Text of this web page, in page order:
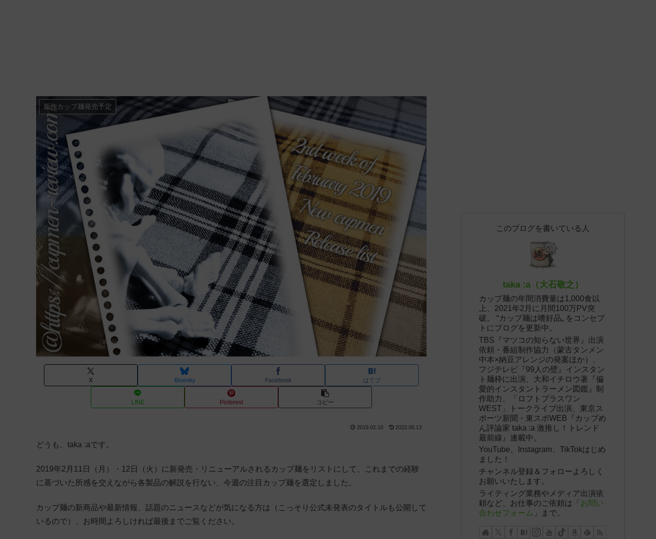
新作カップ麺発売予定
X Bluesky Facebook はてブ
LINE Pinterest コピー
2019.02.10 2022.06.13
どうも、taka :aです。
2019年2月11日（月）・12日（火）に新発売・リニューアルされるカップ麺をリストにして、これまでの経験
に基づいた所感を交えながら各製品の解説を行ない、今週の注目カップ麺を選定しました。
カップ麺の新商品や最新情報、話題のニュースなどが気になる方は（こっそり公式未発表のタイトルも公開して
いるので）、お時間よろしければ最後までご覧ください。
このブログを書いている人
taka :a（大石敬之）
カップ麺の年間消費量は1,000食以
上、2021年2月に月間100万PV突
破。 “カップ麺は嗜好品„ をコンセプ
トにブログを更新中。
TBS『マツコの知らない世界』出演
依頼・番組制作協力（蒙古タンメン
中本×納豆アレンジの発案ほか）、
フジテレビ『99人の壁』インスタン
ト麺枠に出演、大和イチロウ著『偏
愛的インスタントラーメン図鑑』制
作助力、「ロフトプラスワン
WEST」トークライブ出演、東京ス
ポーツ新聞・東スポWEB『カップめ
ん評論家 taka :a 激推し！トレンド
最前線』連載中。
YouTube、Instagram、TikTokはじめ
ました！
チャンネル登録＆フォローよろしく
お願いいたします。
ライティング業務やメディア出演依
頼など、お仕事のご依頼は「 お問い
合わせフォーム 」まで。